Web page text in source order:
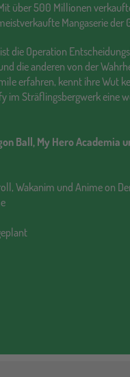
über 500 Millionen
Mangaserie der
die Operation
die anderen von der
erfahren, kennt ihre Wut
im Sträflingsbergwerk eine
Ball, My Hero Academia
Wakanim und Anime on